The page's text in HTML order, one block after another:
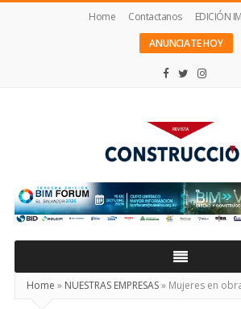
Home Contactanos
EDICIÓN
ANUNCIATE HOY
Construcción
Home » NUESTRAS EMPRESAS» Mujeres en